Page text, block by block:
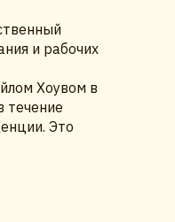
и рабочих
Хоувом в
течение
Это